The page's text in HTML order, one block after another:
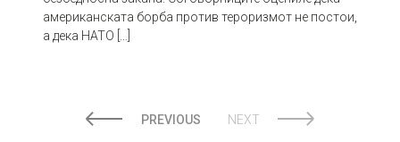
американската борба против тероризмот не постои,
а дека НАТО […]
PREVIOUS NEXT